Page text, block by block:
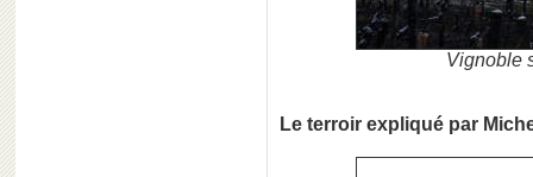
Vignoble
Le terroir expliqué par